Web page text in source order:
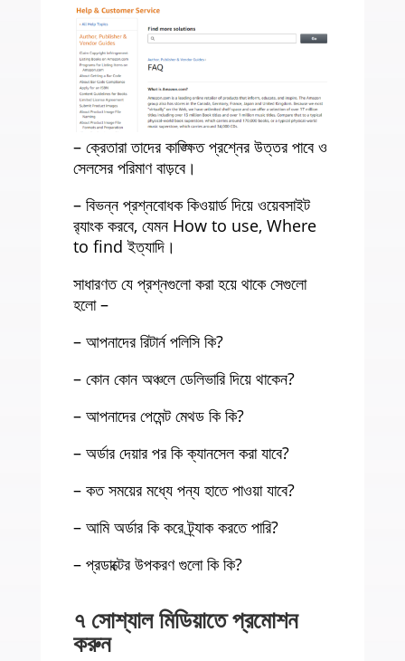
– ক্রেতারা তাদের কাঙ্ক্ষিত প্রশ্নের উত্তর পাবে ও
সেলসের পরিমাণ বাড়বে।
– বিভন্ন প্রশ্নবোধক কিওয়ার্ড দিয়ে ওয়েবসাইট
র‍্যাংক করবে, যেমন How to use, Where
to find ইত্যাদি।
সাধারণত যে প্রশ্নগুলো করা হয়ে থাকে সেগুলো
হলো –
– আপনাদের রিটার্ন পলিসি কি?
– কোন কোন অঞ্চলে ডেলিভারি দিয়ে থাকেন?
– আপনাদের পেমেন্ট মেথড কি কি?
– অর্ডার দেয়ার পর কি ক্যানসেল করা যাবে?
– কত সময়ের মধ্যে পন্য হাতে পাওয়া যাবে?
– আমি অর্ডার কি করে ট্র্যাক করতে পারি?
– প্রডাক্টের উপকরণ গুলো কি কি?
৭ সোশ্যাল মিডিয়াতে প্রমোশন
করুন